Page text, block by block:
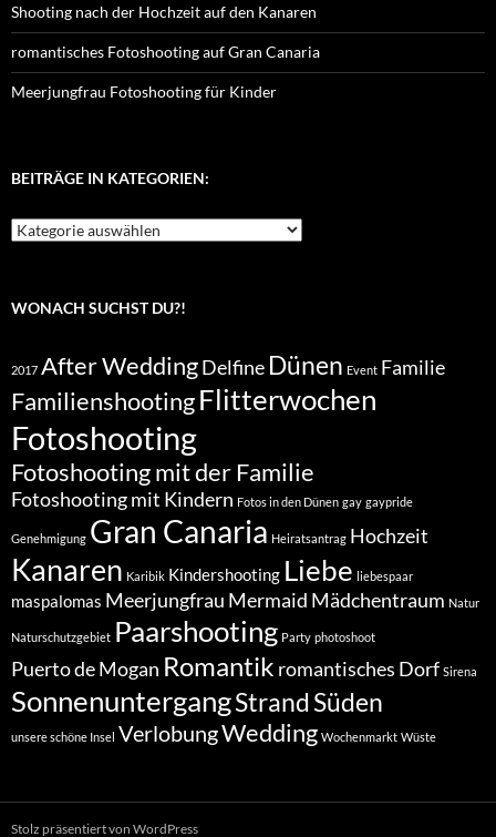
Shooting nach der Hochzeit auf den Kanaren
romantisches Fotoshooting auf Gran Canaria
Meerjungfrau Fotoshooting für Kinder
BEITRÄGE IN KATEGORIEN:
Beiträge
in
WONACH SUCHST DU?!
2017 After WeddingDelfine Dünen Event Familie
FamilienshootingFlitterwochen
Fotoshooting
Fotoshooting mit der Familie
Fotoshooting mit Kindern Fotos in den Dünen gay gaypride
Genehmigung Gran Canaria Heiratsantrag Hochzeit
Kanaren Karibik Kindershooting Liebe liebespaar
maspalomas Meerjungfrau Mermaid Mädchentraum Natur
Naturschutzgebiet Paarshooting Party photoshoot
Puerto de Mogan Romantik romantisches Dorf Sirena
SonnenuntergangStrandSüden
unsere schöne Insel VerlobungWedding Wochenmarkt Wüste
Stolz präsentiert von WordPress